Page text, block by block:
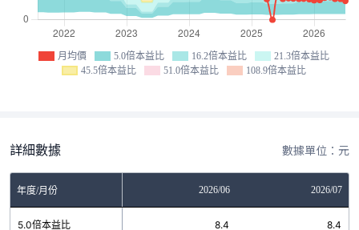
月均價 5.0倍本益比 16.2倍本益比
21.3倍本益比
45.5倍本益比
51.0倍本益比 108.9倍本益比
詳細數據 數據單位：元
年度/月份 2026/06 2026/07
5.0倍本益比 8.4 8.4